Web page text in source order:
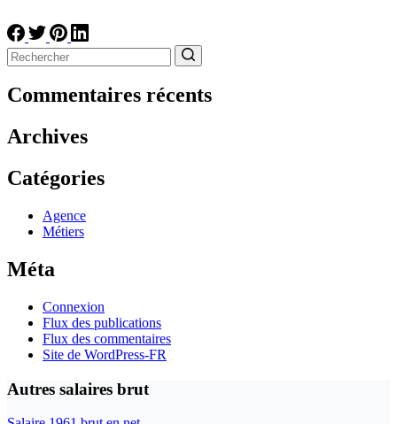
résultat
Commentaires récents
Archives
Catégories
Agence
Métiers
Méta
Connexion
Flux des publications
Flux des commentaires
Site de WordPress-FR
Autres salaires brut